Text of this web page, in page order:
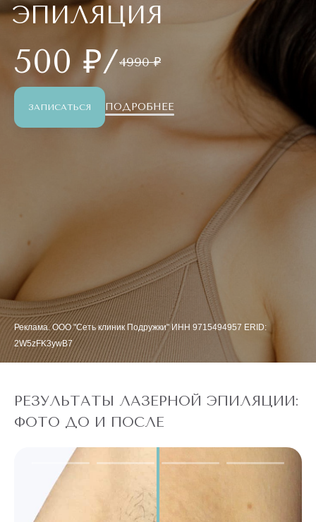
ЭПИЛЯЦИЯ
500 ₽/4990 ₽
ЗАПИСАТЬСЯ ПОДРОБНЕЕ
Реклама. ООО "Сеть клиник Подружки" ИНН 9715494957 ERID:
2W5zFK3ywB7
РЕЗУЛЬТАТЫ ЛАЗЕРНОЙ ЭПИЛЯЦИИ:
ФОТО ДО И ПОСЛЕ